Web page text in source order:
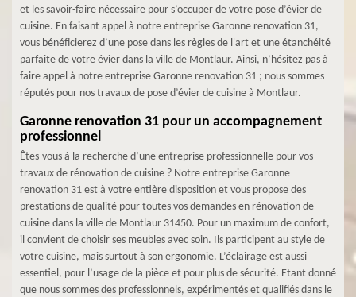
et les savoir-faire nécessaire pour s’occuper de votre pose d’évier de
cuisine. En faisant appel à notre entreprise Garonne renovation 31,
vous bénéficierez d’une pose dans les règles de l'art et une étanchéité
parfaite de votre évier dans la ville de Montlaur. Ainsi, n’hésitez pas à
faire appel à notre entreprise Garonne renovation 31 ; nous sommes
réputés pour nos travaux de pose d’évier de cuisine à Montlaur.
Garonne renovation 31 pour un accompagnement
professionnel
Êtes-vous à la recherche d’une entreprise professionnelle pour vos
travaux de rénovation de cuisine ? Notre entreprise Garonne
renovation 31 est à votre entière disposition et vous propose des
prestations de qualité pour toutes vos demandes en rénovation de
cuisine dans la ville de Montlaur 31450. Pour un maximum de confort,
il convient de choisir ses meubles avec soin. Ils participent au style de
votre cuisine, mais surtout à son ergonomie. L’éclairage est aussi
essentiel, pour l’usage de la pièce et pour plus de sécurité. Etant donné
que nous sommes des professionnels, expérimentés et qualifiés dans le